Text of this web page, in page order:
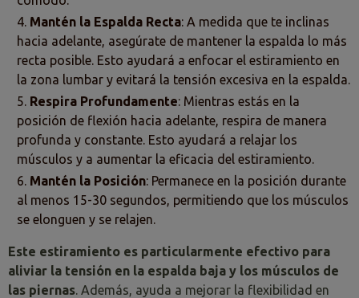
Mantén la Espalda Recta: A medida que te inclinas
hacia adelante, asegúrate de mantener la espalda lo más
recta posible. Esto ayudará a enfocar el estiramiento en
la zona lumbar y evitará la tensión excesiva en la espalda.
Respira Profundamente: Mientras estás en la
posición de flexión hacia adelante, respira de manera
profunda y constante. Esto ayudará a relajar los
músculos y a aumentar la eficacia del estiramiento.
Mantén la Posición: Permanece en la posición durante
al menos 15-30 segundos, permitiendo que los músculos
se elonguen y se relajen.
Este estiramiento es particularmente efectivo para
aliviar la tensión en la espalda baja y los músculos de
las piernas . Además, ayuda a mejorar la flexibilidad en